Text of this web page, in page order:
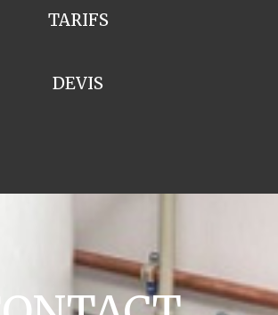
TARIFS
DEVIS